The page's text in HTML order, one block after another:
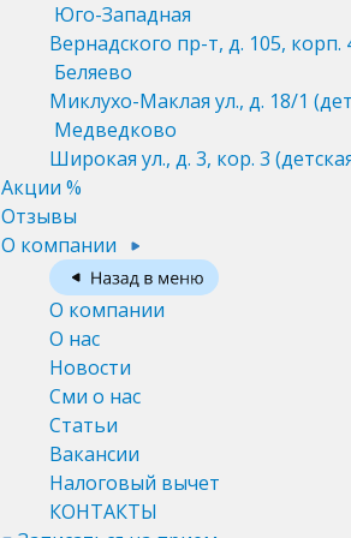
Юго-Западная
Вернадского пр-т, д. 105, корп.
Беляево
Миклухо-Маклая ул., д. 18/1
Медведково
Широкая ул., д. 3, кор. 3
Акции %
Отзывы
О компании
О компании
О нас
Новости
Сми о нас
Статьи
Вакансии
Налоговый вычет
КОНТАКТЫ